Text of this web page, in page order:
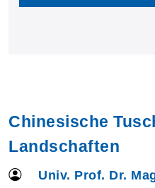
Chinesische
Landschaften
Univ. Prof. Dr.